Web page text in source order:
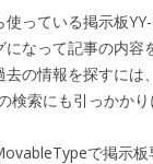
使っている掲示板
になって記事の内容
去の情報を探すには
検索にも引っかかり
で掲示